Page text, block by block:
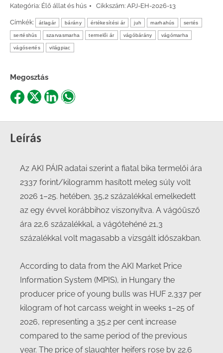
Kategória: Élő állat és hús Cikkszám: APJ-EH-2026-13
Címkék: átlagár bárány értékesítési ár juh marhahús sertés
sertéshús szarvasmarha termelői ár vágóbárány vágómarha
vágósertés világpiac
Megosztás
Share
Facebook
Share
X
ShareShare
Leírás
Az AKI PÁIR adatai szerint a fiatal bika termelői ára
2337 forint/kilogramm hasított meleg súly volt
2026 1–25. hetében, 35,2 százalékkal emelkedett
az egy évvel korábbihoz viszonyítva. A vágóüsző
ára 22,6 százalékkal, a vágótehéné 21,3
százalékkal volt magasabb a vizsgált időszakban.
According to data from the AKI Market Price
Information System (MPIS), in Hungary the
producer price of young bulls was HUF 2,337 per
kilogram of hot carcass weight in weeks 1–25 of
2026, representing a 35.2 per cent increase
compared to the same period of the previous
year. The price of slaughter heifers rose by 22.6